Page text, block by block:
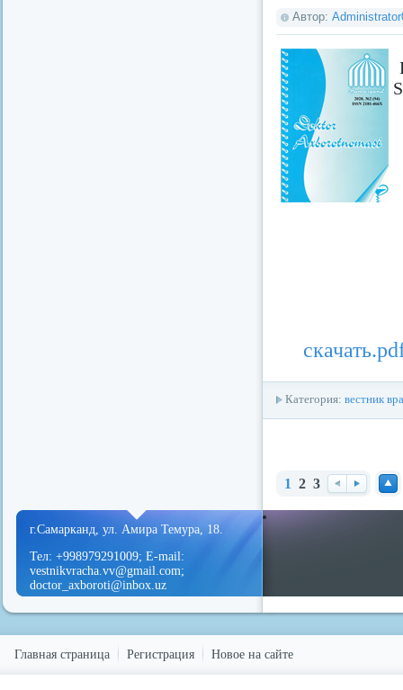
Автор:
Категория: вестник
1 2 3
г.Самарканд, ул. Амира Темура, 18.
Тел: +998979291009; E-mail:
vestnikvracha.vv@gmail.com;
doctor_axboroti@inbox.uz
Главная страница Регистрация Новое на сайте
redvid esle